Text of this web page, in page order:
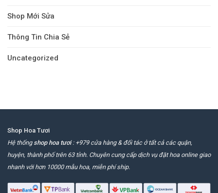
Shop Mới Sửa
Thông Tin Chia Sẻ
Uncategorized
Shop Hoa Tươi
Hệ thống shop hoa tươi: +979 cửa hàng & đối tác ở tất cả các quận,
huyện, thành phố trên 63 tỉnh. Chuyên cung cấp dịch vụ đặt hoa online giao
nhanh với hơn 10000 mẫu hoa, miễn phí ship.